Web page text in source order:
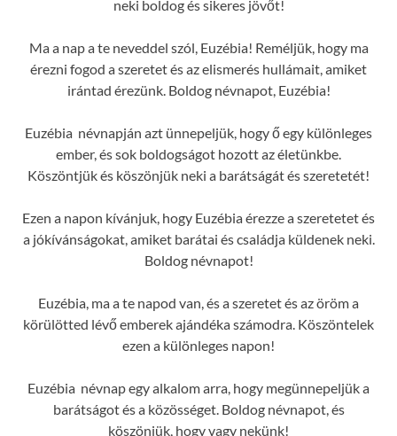
neki boldog és sikeres jövőt!
Ma a nap a te neveddel szól, Euzébia! Reméljük, hogy ma
érezni fogod a szeretet és az elismerés hullámait, amiket
irántad érezünk. Boldog névnapot, Euzébia!
Euzébia névnapján azt ünnepeljük, hogy ő egy különleges
ember, és sok boldogságot hozott az életünkbe.
Köszöntjük és köszönjük neki a barátságát és szeretetét!
Ezen a napon kívánjuk, hogy Euzébia érezze a szeretetet és
a jókívánságokat, amiket barátai és családja küldenek neki.
Boldog névnapot!
Euzébia, ma a te napod van, és a szeretet és az öröm a
körülötted lévő emberek ajándéka számodra. Köszöntelek
ezen a különleges napon!
Euzébia névnap egy alkalom arra, hogy megünnepeljük a
barátságot és a közösséget. Boldog névnapot, és
köszönjük, hogy vagy nekünk!